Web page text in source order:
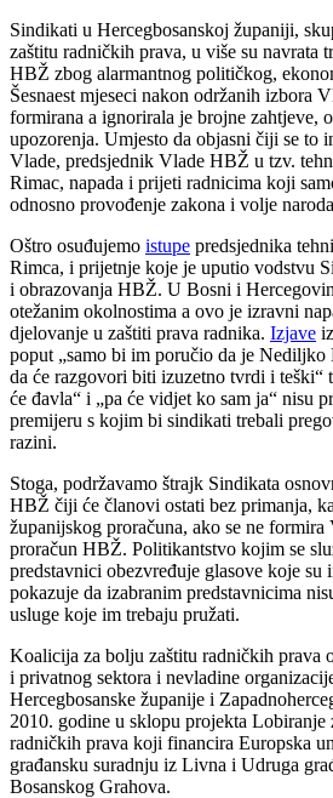
Sindikati u Hercegbosanskoj županiji,
zaštitu radničkih prava, u više su navrata
HBŽ zbog alarmantnog političkog,
Šesnaest mjeseci nakon održanih izbora
formirana a ignorirala je brojne zahtjeve,
upozorenja. Umjesto da objasni čiji se to
Vlade, predsjednik Vlade HBŽ u tzv.
Rimac, napada i prijeti radnicima koji
odnosno provođenje zakona i volje
Oštro osuđujemo istupe predsjednika
Rimca, i prijetnje koje je uputio vodstvu
i obrazovanja HBŽ. U Bosni i
otežanim okolnostima a ovo je izravni
djelovanje u zaštiti prava radnika. Izjave
poput „samo bi im poručio da je Nediljko
da će razgovori biti izuzetno tvrdi i teški“
će đavla“ i „pa će vidjet ko sam ja“ nisu
premijeru s kojim bi sindikati trebali
razini.
Stoga, podržavamo štrajk Sindikata
HBŽ čiji će članovi ostati bez primanja,
županijskog proračuna, ako se ne formira
proračun HBŽ. Politikantstvo kojim se
predstavnici obezvređuje glasove koje su
pokazuje da izabranim predstavnicima
usluge koje im trebaju pružati.
Koalicija za bolju zaštitu radničkih prava
i privatnog sektora i nevladine
Hercegbosanske županije i
2010. godine u sklopu projekta Lobiranje
radničkih prava koji financira Europska
građansku suradnju iz Livna i Udruga
Bosanskog Grahova.